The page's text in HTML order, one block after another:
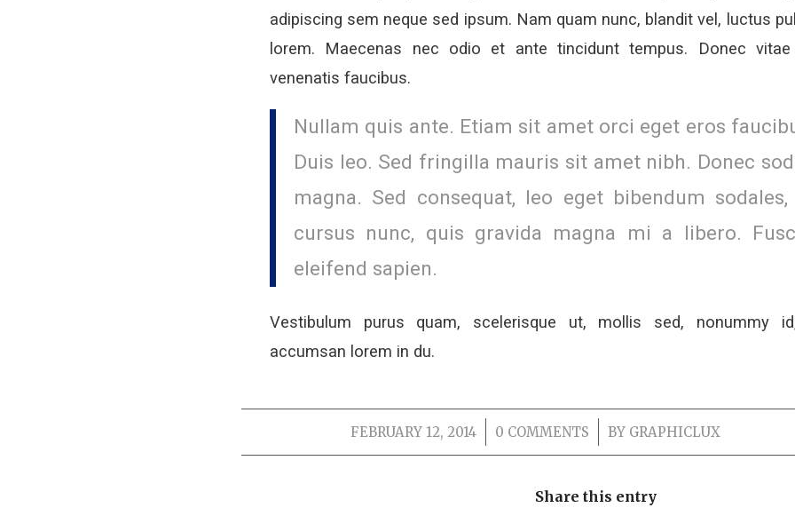
adipiscing sem neque sed ipsum. Nam quam nunc, blandit vel, luctus
lorem. Maecenas nec odio et ante tincidunt tempus. Donec
venenatis faucibus.
Nullam quis ante. Etiam sit amet orci eget eros
Duis leo. Sed fringilla mauris sit amet nibh. Donec
magna. Sed consequat, leo eget bibendum
cursus nunc, quis gravida magna mi a libero.
eleifend sapien.
Vestibulum purus quam, scelerisque ut, mollis sed, nonummy
accumsan lorem in du.
FEBRUARY 12, 2014
/ 0 COMMENTS
/ BY GRAPHICLUX
Share this entry